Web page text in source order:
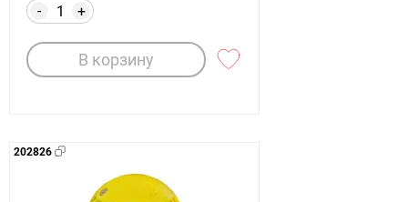
+
-
В корзину
202826